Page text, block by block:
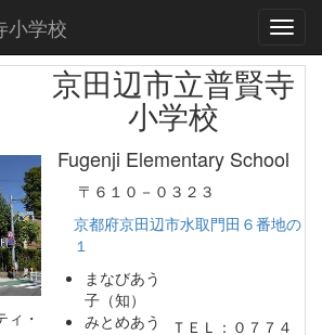
小学校
ィ・
京田辺市立普賢寺
小学校
Fugenji Elementary School
〒６１０－０３２３
京都府京田辺市水取門田６番地の
１
まなびあう
子（知）
みとめあう
ＴＥＬ：０７７４